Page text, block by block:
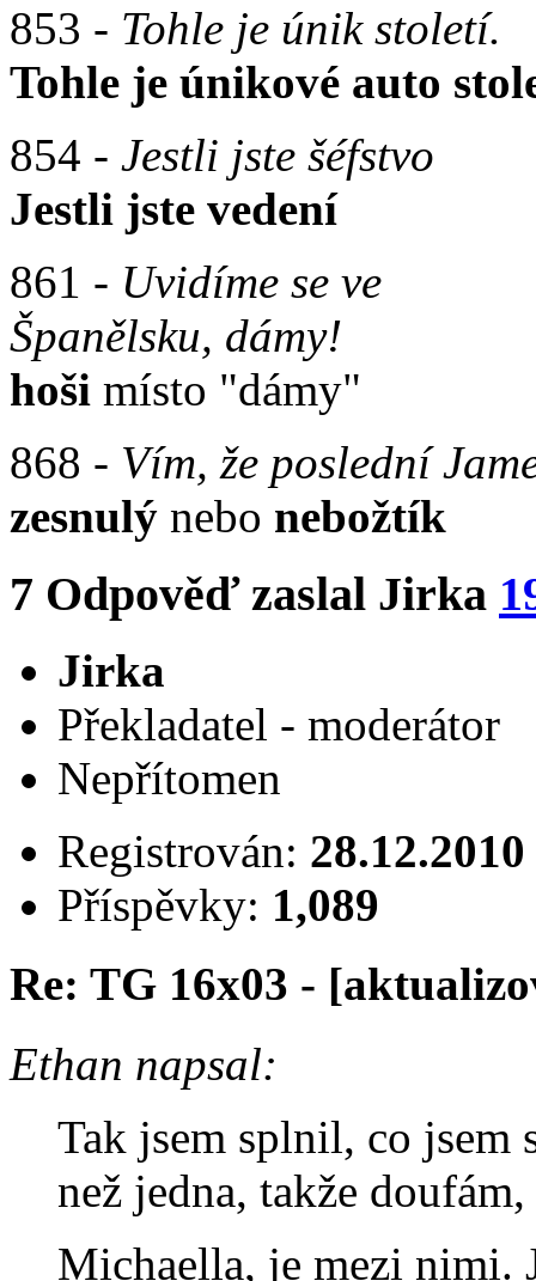
853 - Tohle je únik století.
Tohle je únikové auto
854 - Jestli jste šéfstvo
Jestli jste vedení
861 - Uvidíme se ve
Španělsku, dámy!
hoši místo "dámy"
868 - Vím, že poslední
zesnulý nebo nebožtík
7 Odpověď zaslal Jirka
Jirka
Překladatel - moderátor
Nepřítomen
Registrován: 28.12.2010
Příspěvky: 1,089
Re: TG 16x03 -
Ethan napsal:
Tak jsem splnil, co
než jedna, takže
Michaella, je mezi